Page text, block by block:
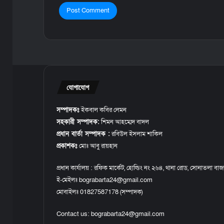
যোগাযোগ
সম্পাদকঃইকবাল কবির লেমন
সহকারী সম্পাদক:শিমন আহম্মেদ বাদল
প্রধান বার্তা সম্পাদক :রবিউল ইসলাম শাকিল
প্রকাশকঃমোঃ আবু রায়হান
প্রধান কার্যালয় : রফিক মার্কেট, হোল্ডিং নং ২৬৪, থানা রোড, সোনাতলা
ই-মেইলঃ bograbarta24@gmail.com
মোবাইলঃ 01827587178 (সম্পাদক)
Contact us: bograbarta24@gmail.com